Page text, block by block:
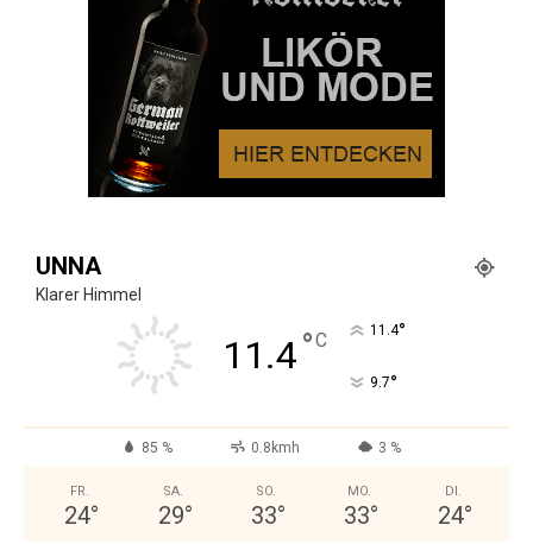
UNNA
Klarer Himmel
11.4°C 11.4°
9.7°
85 % 0.8kmh 3 %
FR.
24°
SA.
29°
SO.
33°
MO.
33°
DI.
24°